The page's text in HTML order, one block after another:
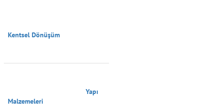
Kentsel Dönüşüm
Malzemeleri